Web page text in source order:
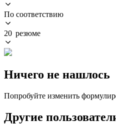
По соответствию
20 резюме
Ничего не нашлось
Попробуйте изменить
Другие